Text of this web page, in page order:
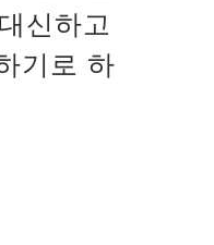
신하고
기로 하